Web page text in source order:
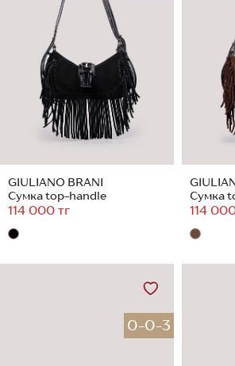
GIULIANO BRANI
Сумка top-handle
114 000 тг
Сумка
114
0-0-3